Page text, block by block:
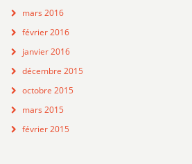
mars 2016
février 2016
janvier 2016
décembre 2015
octobre 2015
mars 2015
février 2015